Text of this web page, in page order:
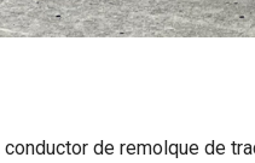
de remolque de